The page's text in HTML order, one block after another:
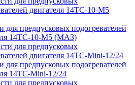
для предпусковых подогревателей
14ТС-10-М5 (МАЗ)
для предпусковых подогревателей
14ТС-Mini-12/24